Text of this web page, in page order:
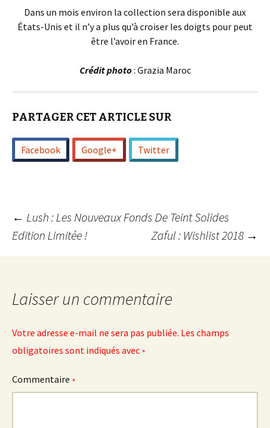
Dans un mois environ la collection sera disponible aux
États-Unis et il n’y a plus qu’à croiser les doigts pour peut
être l’avoir en France.
Crédit photo : Grazia Maroc
PARTAGER CET ARTICLE SUR
Facebook Google+ Twitter
Navigation
des
articles
← Lush : Les Nouveaux Fonds De Teint Solides
Edition Limitée !
Zaful : Wishlist 2018 →
Laisser un commentaire
Votre adresse e-mail ne sera pas publiée. Les champs
obligatoires sont indiqués avec *
Commentaire *